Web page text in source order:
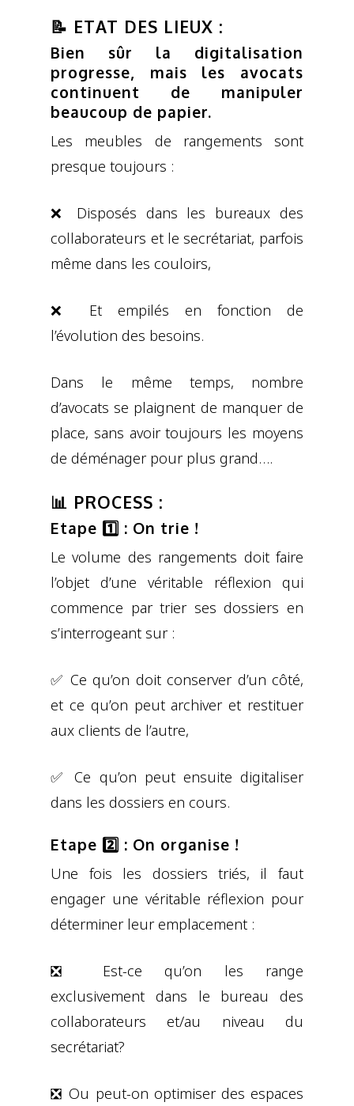
📝 ETAT DES LIEUX :
Bien sûr la digitalisation
progresse, mais les avocats
continuent de manipuler
beaucoup de papier.
Les meubles de rangements sont
presque toujours :
❌ Disposés dans les bureaux des
collaborateurs et le secrétariat, parfois
même dans les couloirs,
❌ Et empilés en fonction de
l’évolution des besoins.
Dans le même temps, nombre
d’avocats se plaignent de manquer de
place, sans avoir toujours les moyens
de déménager pour plus grand….
📊 PROCESS :
Etape 1️⃣ : On trie !
Le volume des rangements doit faire
l’objet d’une véritable réflexion qui
commence par trier ses dossiers en
s’interrogeant sur :
✅ Ce qu’on doit conserver d’un côté,
et ce qu’on peut archiver et restituer
aux clients de l’autre,
✅ Ce qu’on peut ensuite digitaliser
dans les dossiers en cours.
Etape 2️⃣ : On organise !
Une fois les dossiers triés, il faut
engager une véritable réflexion pour
déterminer leur emplacement :
❎ Est-ce qu’on les range
exclusivement dans le bureau des
collaborateurs et/au niveau du
secrétariat?
❎ Ou peut-on optimiser des espaces